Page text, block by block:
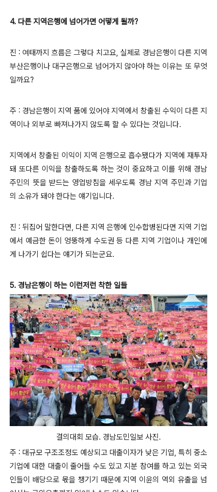
4. 다른 지역은행에 넘어가면 어떻게 될까?
진 : 여태까지 흐름은 그렇다 치고요, 실제로 경남은행이 다른 지역
부산은행이나 대구은행으로 넘어가지 않아야 하는 이유는 또 무엇
일까요?
주 : 경남은행이 지역 품에 있어야 지역에서 창출된 수익이 다른 지
역이나 외부로 빠져나가지 않도록 할 수 있다는 것입니다.
지역에서 창출된 이익이 지역 은행으로 흡수됐다가 지역에 재투자
돼 또다른 이익을 창출하도록 하는 것이 중요하고 이를 위해 경남
주민의 뜻을 받드는 영업방침을 세우도록 경남 지역 주민과 기업
의 소유가 돼야 한다는 얘기입니다.
진 : 뒤집어 말한다면, 다른 지역 은행에 인수합병된다면 지역 기업
에서 예금한 돈이 엉뚱하게 수도권 등 다른 지역 기업이나 개인에
게 나가기 쉽다는 얘기가 되는군요.
5. 경남은행이 하는 이런저런 착한 일들
결의대회 모습. 경남도민일보 사진.
주 : 대규모 구조조정도 예상되고 대출이자가 낮은 기업, 특히 중소
기업에 대한 대출이 줄어들 수도 있고 지분 참여를 하고 있는 외국
인들이 배당으로 몫을 챙기기 때문에 지역 이윤의 역외 유출을 넘